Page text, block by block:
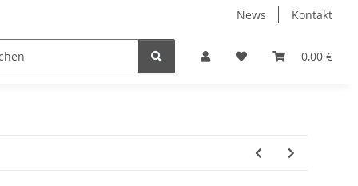
News Kontakt
0,00 €
Holzpelletts Jansen Produkte fertig montiert